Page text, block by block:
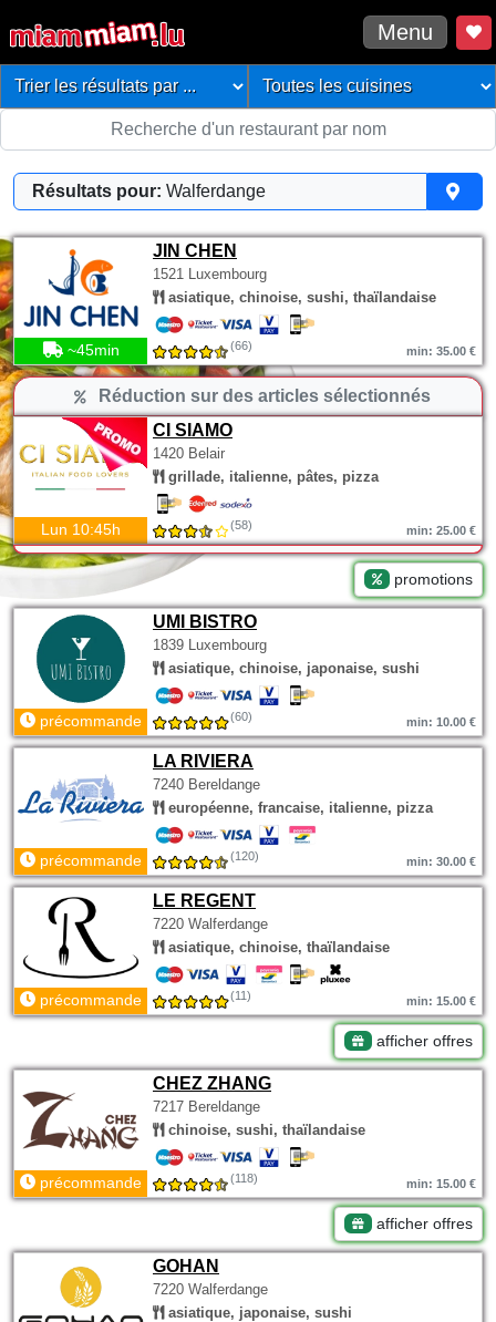
Menu
Résultats pour: Walferdange
JIN CHEN
1521 Luxembourg
asiatique, chinoise, sushi, thaïlandaise
~45min (66) min: 35.00 €
Réduction sur des articles sélectionnés
CI SIAMO
1420 Belair
grillade, italienne, pâtes, pizza
Lun 10:45h (58) min: 25.00 €
promotions
UMI BISTRO
1839 Luxembourg
asiatique, chinoise, japonaise, sushi
précommande (60) min: 10.00 €
LA RIVIERA
7240 Bereldange
européenne, francaise, italienne, pizza
précommande (120) min: 30.00 €
LE REGENT
7220 Walferdange
asiatique, chinoise, thaïlandaise
précommande (11) min: 15.00 €
afficher offres
CHEZ ZHANG
7217 Bereldange
chinoise, sushi, thaïlandaise
précommande (118) min: 15.00 €
afficher offres
GOHAN
7220 Walferdange
asiatique, japonaise, sushi